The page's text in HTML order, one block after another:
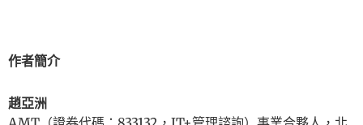
作者簡介
趙亞洲